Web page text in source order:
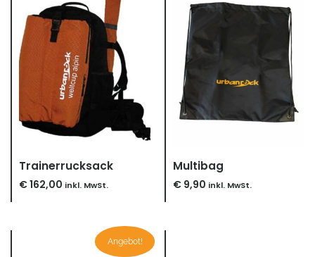
Trainerrucksack
€162,00 inkl. MwSt.
Multibag
€ 9,90 inkl. MwSt.
Angebot!
Ursprünglicher
Aktueller
Preis